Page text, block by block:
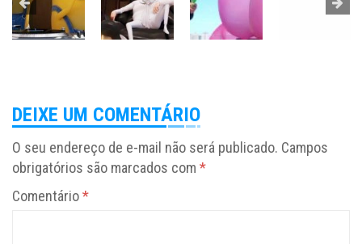
DEIXE UM COMENTÁRIO
O seu endereço de e-mail não será publicado. Campos
obrigatórios são marcados com *
Comentário*